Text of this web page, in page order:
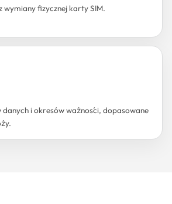
wymiany fizycznej karty SIM.
danych i okresów ważności, dopasowane